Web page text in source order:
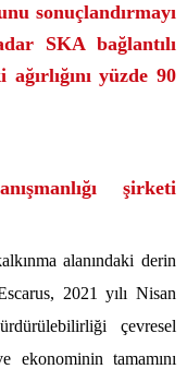
sonuçlandırmayı
SKA bağlantılı
yüzde 90
şirketi
alanındaki derin
2021 yılı Nisan
çevresel
ekonominin tamamını